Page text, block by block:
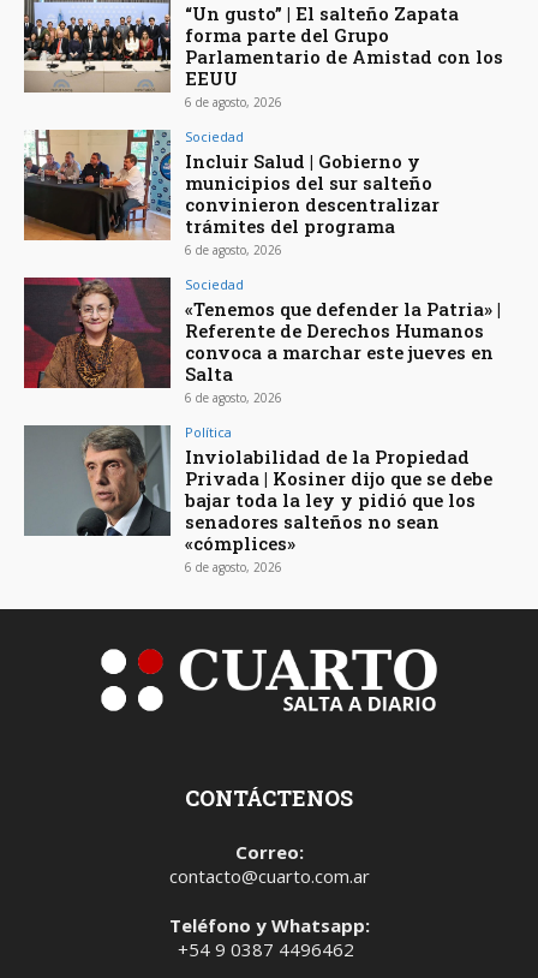
“Un gusto” | El salteño Zapata
forma parte del Grupo
Parlamentario de Amistad con los
EEUU
6 de agosto, 2026
Sociedad
Incluir Salud | Gobierno y
municipios del sur salteño
convinieron descentralizar
trámites del programa
6 de agosto, 2026
Sociedad
«Tenemos que defender la Patria» |
Referente de Derechos Humanos
convoca a marchar este jueves en
Salta
6 de agosto, 2026
Política
Inviolabilidad de la Propiedad
Privada | Kosiner dijo que se debe
bajar toda la ley y pidió que los
senadores salteños no sean
«cómplices»
6 de agosto, 2026
CONTÁCTENOS
Correo:
contacto@cuarto.com.ar
Teléfono y Whatsapp:
+54 9 0387 4496462